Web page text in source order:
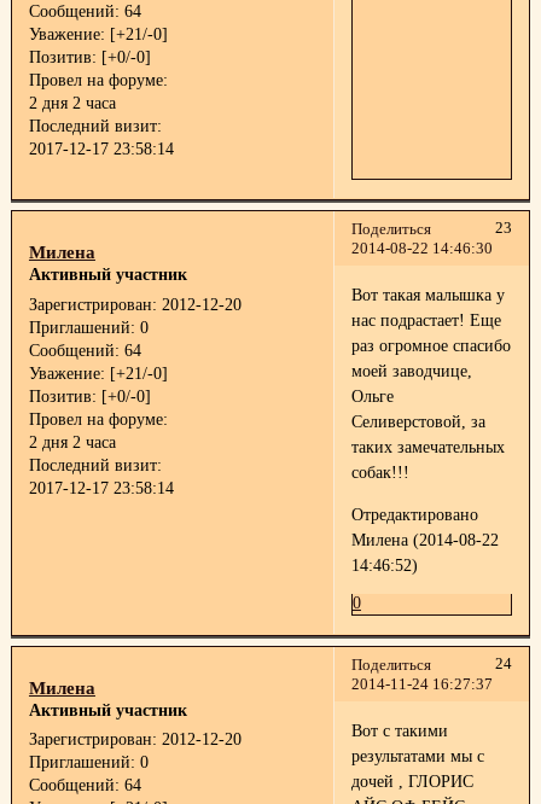
Сообщений: 64
Уважение: [+21/-0]
Позитив: [+0/-0]
Провел на форуме:
2 дня 2 часа
Последний визит:
2017-12-17 23:58:14
Поделиться
23
2014-08-22 14:46:30
Милена
Активный участник
Зарегистрирован: 2012-12-20
Приглашений: 0
Сообщений: 64
Уважение: [+21/-0]
Позитив: [+0/-0]
Провел на форуме:
2 дня 2 часа
Последний визит:
2017-12-17 23:58:14
Вот такая малышка у
нас подрастает! Еще
раз огромное спасибо
моей заводчице,
Ольге
Селиверстовой, за
таких замечательных
собак!!!
Отредактировано
Милена (2014-08-22
14:46:52)
0
Поделиться
24
2014-11-24 16:27:37
Милена
Активный участник
Зарегистрирован: 2012-12-20
Приглашений: 0
Сообщений: 64
Вот с такими
результатами мы с
дочей , ГЛОРИС